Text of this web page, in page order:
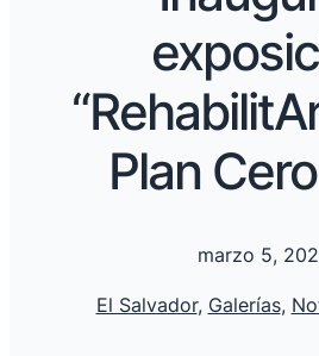
Plan
marzo 5,
El Salvador, Galerías,